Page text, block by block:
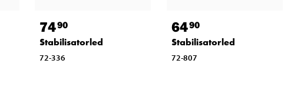
7490
Stabilisatorled
72-336
6490
Stabilisatorled
72-807